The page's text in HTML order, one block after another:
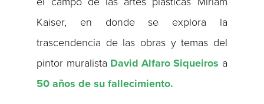
Kaiser, en donde se explora la
trascendencia de las obras y temas del
pintor muralista David Alfaro Siqueiros a
50 años de su fallecimiento.